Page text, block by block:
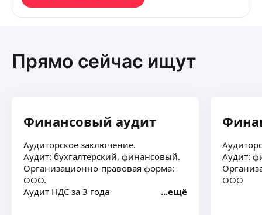
Прямо сейчас ищут
Финансовый аудит
Аудиторское заключение.
Аудит: бухгалтерский, финансовый.
Организационно-правовая форма:
ООО.
Аудит НДС за 3 года
ещё
Аудит:
ООО